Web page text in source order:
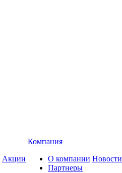
Акции
Компания
О компании
Партнеры
Новости